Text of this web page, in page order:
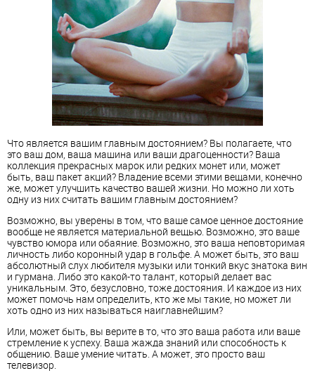
Что является вашим главным достоянием? Вы полагаете, что
это ваш дом, ваша машина или ваши драгоценности? Ваша
коллекция прекрасных марок или редких монет или, может
быть, ваш пакет акций? Владение всеми этими вещами, конечно
же, может улучшить качество вашей жизни. Но можно ли хоть
одну из них считать вашим главным достоянием?
Возможно, вы уверены в том, что ваше самое ценное достояние
вообще не является материальной вещью. Возможно, это ваше
чувство юмора или обаяние. Возможно, это ваша неповторимая
личность либо коронный удар в гольфе. А может быть, это ваш
абсолютный слух любителя музыки или тонкий вкус знатока вин
и гурмана. Либо это какой-то талант, который делает вас
уникальным. Это, безусловно, тоже достояния. И каждое из них
может помочь нам определить, кто же мы такие, но может ли
хоть одно из них называться наиглавнейшим?
Или, может быть, вы верите в то, что это ваша работа или ваше
стремление к успеху. Ваша жажда знаний или способность к
общению. Ваше умение читать. А может, это просто ваш
телевизор.